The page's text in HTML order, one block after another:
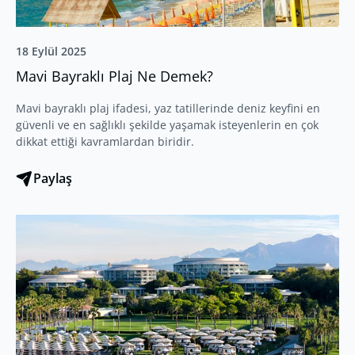
18 Eylül 2025
Mavi Bayraklı Plaj Ne Demek?
Mavi bayraklı plaj ifadesi, yaz tatillerinde deniz keyfini en
güvenli ve en sağlıklı şekilde yaşamak isteyenlerin en çok
dikkat ettiği kavramlardan biridir.
Paylaş